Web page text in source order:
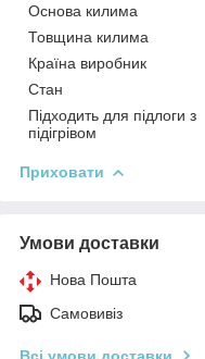
Основа килима
Товщина килима
Країна виробник
Стан
Підходить для підлоги з
підігрівом
Приховати
Умови доставки
Нова Пошта
Самовивіз
Всі умови доставки